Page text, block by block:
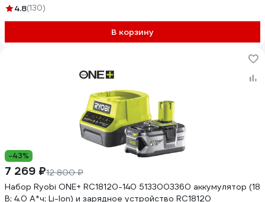
4.8(130)
В корзину
-43%
7 269 ₽12 800 ₽
Набор Ryobi ONE+ RC18120-140 5133003360 аккумулятор (18
В; 4.0 A*ч; Li-Ion) и зарядное устройство RC18120